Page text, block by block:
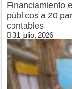
Financiamiento
públicos a 20
contables
31 julio, 2026